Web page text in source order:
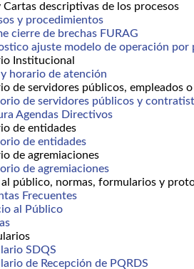
Cartas descriptivas de los procesos
y procedimientos
cierre de brechas FURAG
ajuste modelo de operación por
Institucional
y horario de atención
de servidores públicos, empleados
de servidores públicos y
Agendas Directivos
de entidades
de entidades
de agremiaciones
de agremiaciones
público, normas, formularios y
Frecuentes
al Público
SDQS
de Recepción de PQRDS